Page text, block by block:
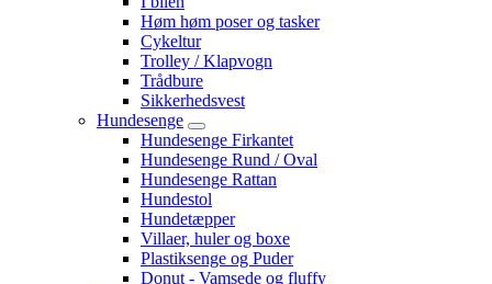
Høm høm poser og tasker
Cykeltur
Trolley / Klapvogn
Trådbure
Sikkerhedsvest
Hundesenge
Hundesenge Firkantet
Hundesenge Rund / Oval
Hundesenge Rattan
Hundestol
Hundetæpper
Villaer, huler og boxe
Plastiksenge og Puder
Donut - Vamsede og fluffy